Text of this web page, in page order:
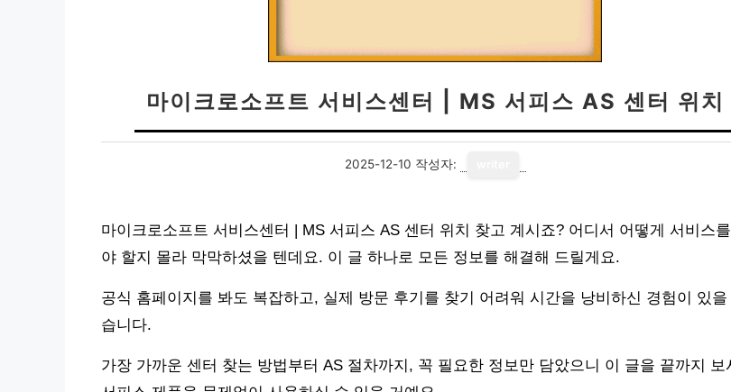
마이크로소프트 서비스센터 | MS 서피스 AS 센터 위치
2025-12-10 작성자:
마이크로소프트 서비스센터 | MS 서피스 AS 센터 위치 찾고 계시죠? 어디서 어떻게 서비스
야 할지 몰라 막막하셨을 텐데요. 이 글 하나로 모든 정보를 해결해 드릴게요.
공식 홈페이지를 봐도 복잡하고, 실제 방문 후기를 찾기 어려워 시간을 낭비하신 경험이 있을
습니다.
가장 가까운 센터 찾는 방법부터 AS 절차까지, 꼭 필요한 정보만 담았으니 이 글을 끝까지 보